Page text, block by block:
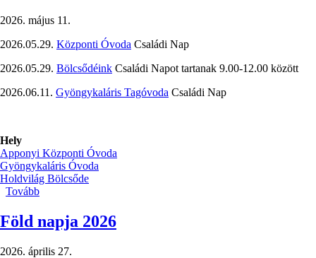
2026. május 11.
2026.05.29. Központi Óvoda Családi Nap
2026.05.29. Bölcsődéink Családi Napot tartanak 9.00-12.00 között
2026.06.11. Gyöngykaláris Tagóvoda Családi Nap
Hely
Apponyi Központi Óvoda
Gyöngykaláris Óvoda
Holdvilág Bölcsőde
Tovább
Föld napja 2026
2026. április 27.